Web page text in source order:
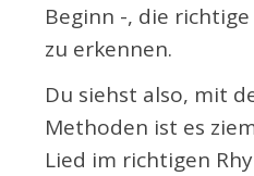
Beginn -, die
zu erkennen.
Du siehst also, mit
Methoden ist es
Lied im richtigen